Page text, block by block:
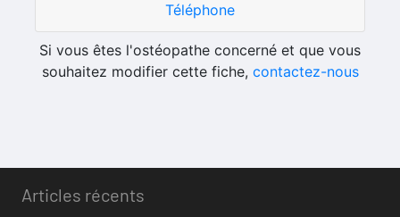
Téléphone
Si vous êtes l'ostéopathe concerné et que vous
souhaitez modifier cette fiche, contactez-nous
Articles récents